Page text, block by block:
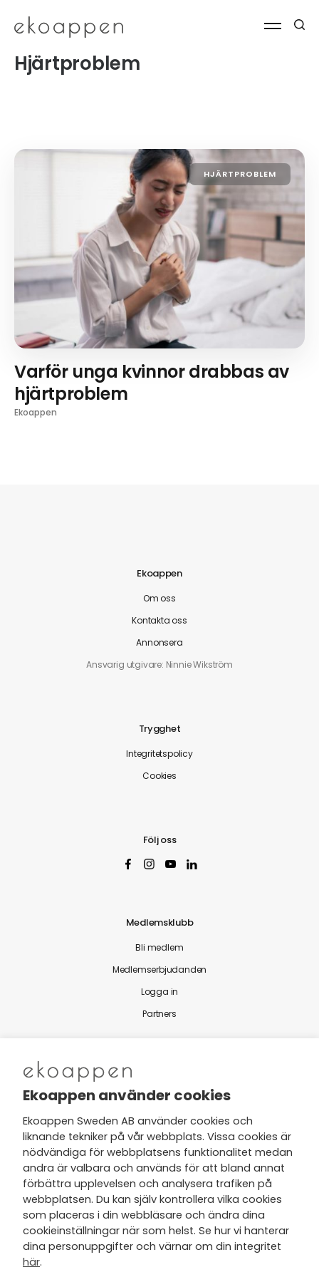
Hjärtproblem
HJÄRTPROBLEM
Varför unga kvinnor drabbas av
hjärtproblem
Ekoappen
Ekoappen
Om oss
Kontakta oss
Annonsera
Ansvarig utgivare: Ninnie Wikström
Trygghet
Integritetspolicy
Cookies
Följ oss
Medlemsklubb
Bli medlem
Medlemserbjudanden
Logga in
Partners
Nytt från Ekoappen
Jag har tagit del av Ekoappens
personuppgifts- och
integritetspolicyoch tar gärna del
av nyheter, hälsotips och exklusiva
erbjudanden via min e-post.
Ekoappen använder cookies
Ekoappen Sweden AB använder cookies och
liknande tekniker på vår webbplats. Vissa cookies är
nödvändiga för webbplatsens funktionalitet medan
andra är valbara och används för att bland annat
förbättra upplevelsen och analysera trafiken på
webbplatsen. Du kan själv kontrollera vilka cookies
som placeras i din webbläsare och ändra dina
cookieinställningar när som helst. Se hur vi hanterar
dina personuppgifter och värnar om din integritet
här.